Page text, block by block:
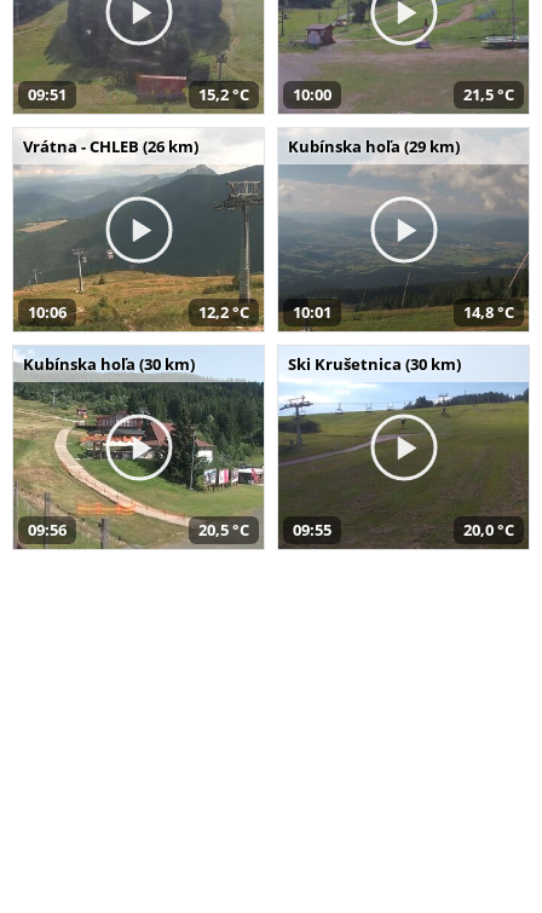
09:51 15,2 °C 10:00 21,5 °C
Vrátna - CHLEB (26 km)
10:06 12,2 °C
Kubínska hoľa (29 km)
10:01 14,8 °C
Kubínska hoľa (30 km)
09:56 20,5 °C
Ski Krušetnica (30 km)
09:55 20,0 °C